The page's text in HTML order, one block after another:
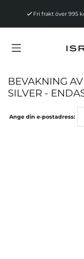
Fri frakt över 995
BEVAKNING
SILVER -
Ange din e-postadress: